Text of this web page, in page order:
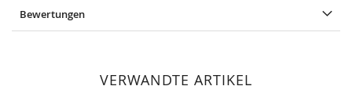
Bewertungen
VERWANDTE ARTIKEL